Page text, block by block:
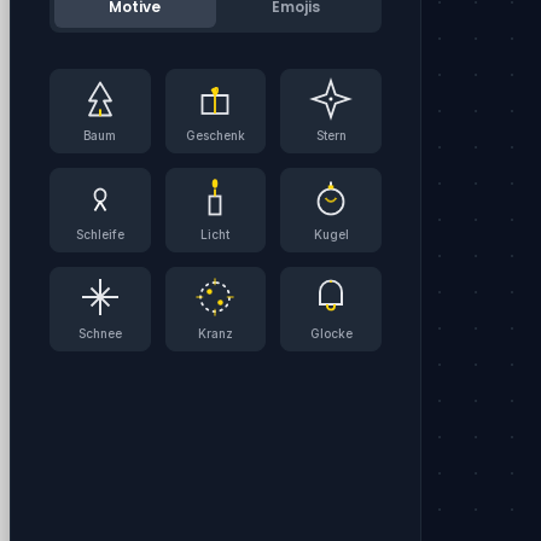
Motive Emojis
Baum Geschenk Stern
Schleife Licht Kugel
Schnee Kranz Glocke